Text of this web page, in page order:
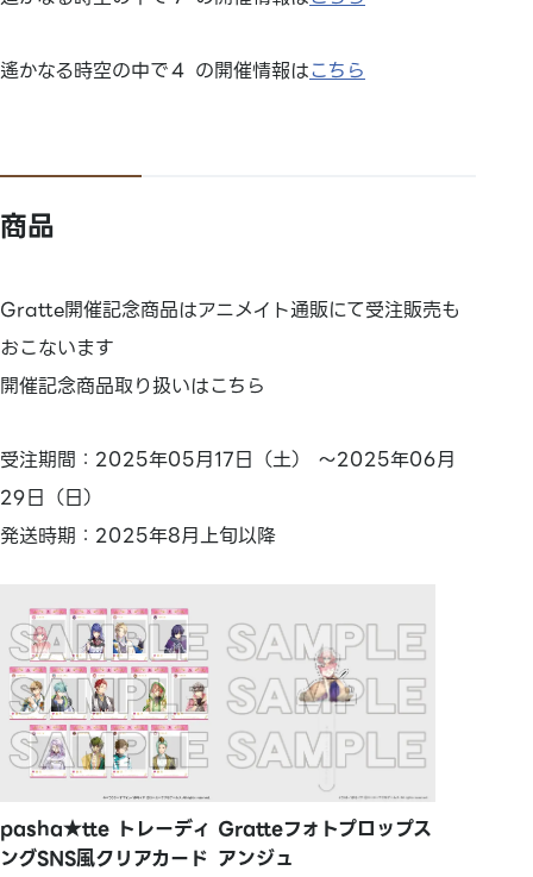
遙かなる時空の中で４ の開催情報はこちら
商品
Gratte開催記念商品はアニメイト通販にて受注販売も
おこないます
開催記念商品取り扱いはこちら
受注期間：2025年05月17日（土） ～2025年06月
29日（日）
発送時期：2025年8月上旬以降
pasha★tte トレーディ
ングSNS風クリアカード
Gratteフォトプロップス
アンジュ